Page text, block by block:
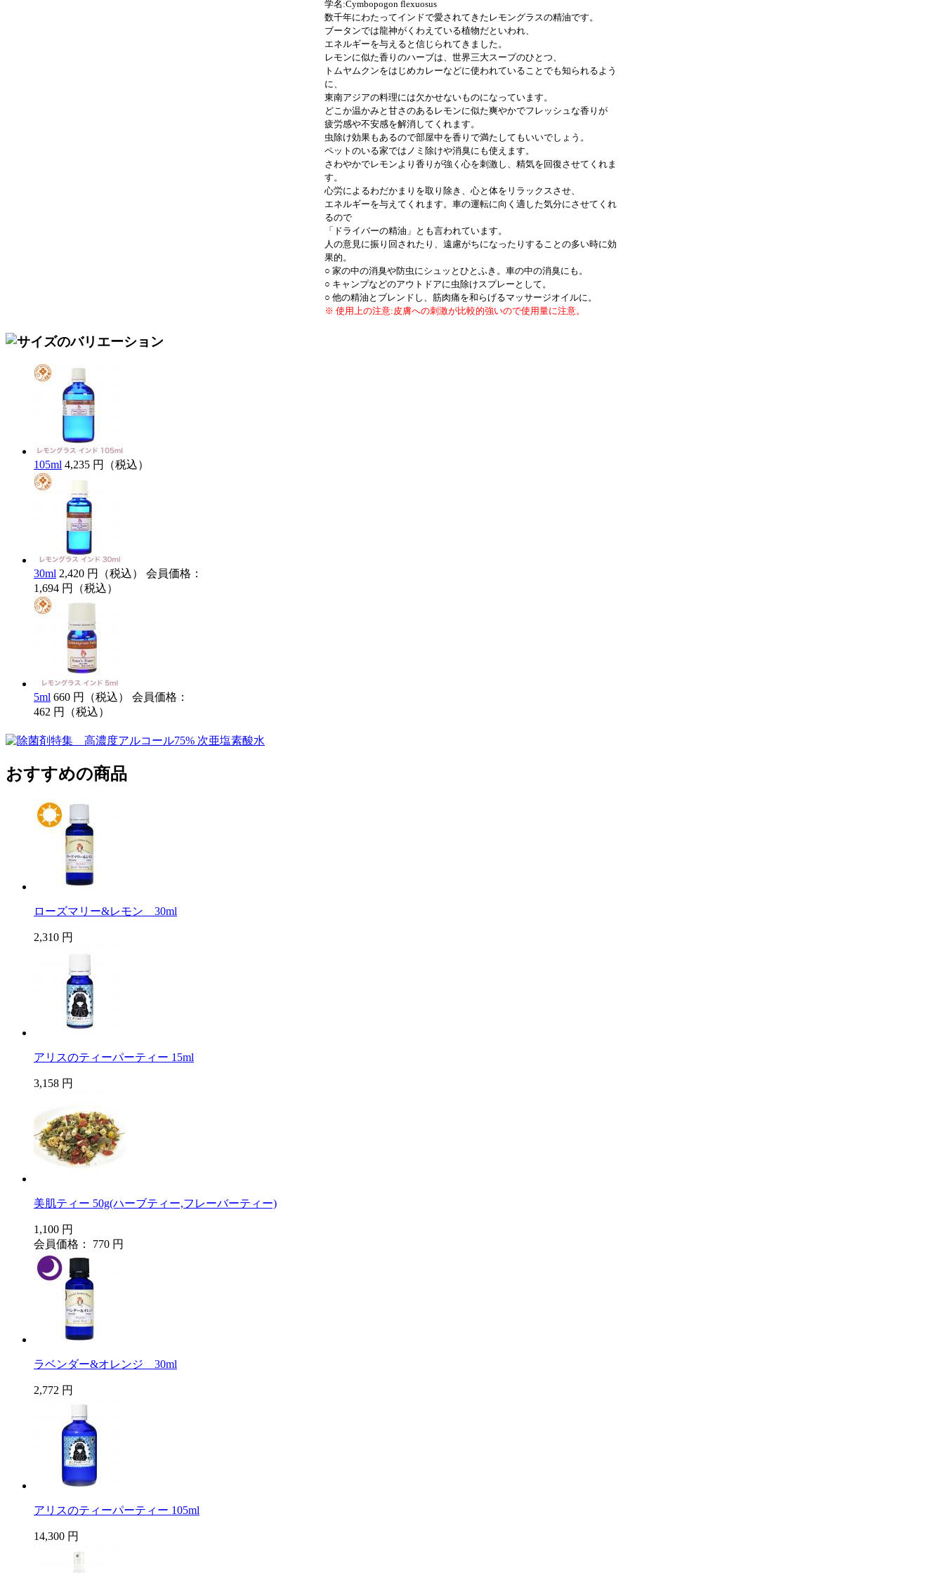
学名:Cymbopogon flexuosus
数千年にわたってインドで愛されてきたレモングラスの精油です。
ブータンでは龍神がくわえている植物だといわれ、
エネルギーを与えると信じられてきました。
レモンに似た香りのハーブは、世界三大スープのひとつ、
トムヤムクンをはじめカレーなどに使われていることでも知られるよう
に、
東南アジアの料理には欠かせないものになっています。
どこか温かみと甘さのあるレモンに似た爽やかでフレッシュな香りが
疲労感や不安感を解消してくれます。
虫除け効果もあるので部屋中を香りで満たしてもいいでしょう。
ペットのいる家ではノミ除けや消臭にも使えます。
さわやかでレモンより香りが強く心を刺激し、精気を回復させてくれま
す。
心労によるわだかまりを取り除き、心と体をリラックスさせ、
エネルギーを与えてくれます。車の運転に向く適した気分にさせてくれ
るので
「ドライバーの精油」とも言われています。
人の意見に振り回されたり、遠慮がちになったりすることの多い時に効
果的。
○ 家の中の消臭や防虫にシュッとひとふき。車の中の消臭にも。
○ キャンプなどのアウトドアに虫除けスプレーとして。
○ 他の精油とブレンドし、筋肉痛を和らげるマッサージオイルに。
※ 使用上の注意:皮膚への刺激が比較的強いので使用量に注意。
105ml 4,235 円（税込）
30ml 2,420 円（税込）
会員価格：
1,694 円（税込）
5ml 660 円（税込）
会員価格：
462 円（税込）
おすすめの商品
ローズマリー&レモン 30ml
2,310 円
アリスのティーパーティー 15ml
3,158 円
美肌ティー 50g(ハーブティー,フレーバーティー)
1,100 円
会員価格： 770 円
ラベンダー&オレンジ 30ml
2,772 円
アリスのティーパーティー 105ml
14,300 円